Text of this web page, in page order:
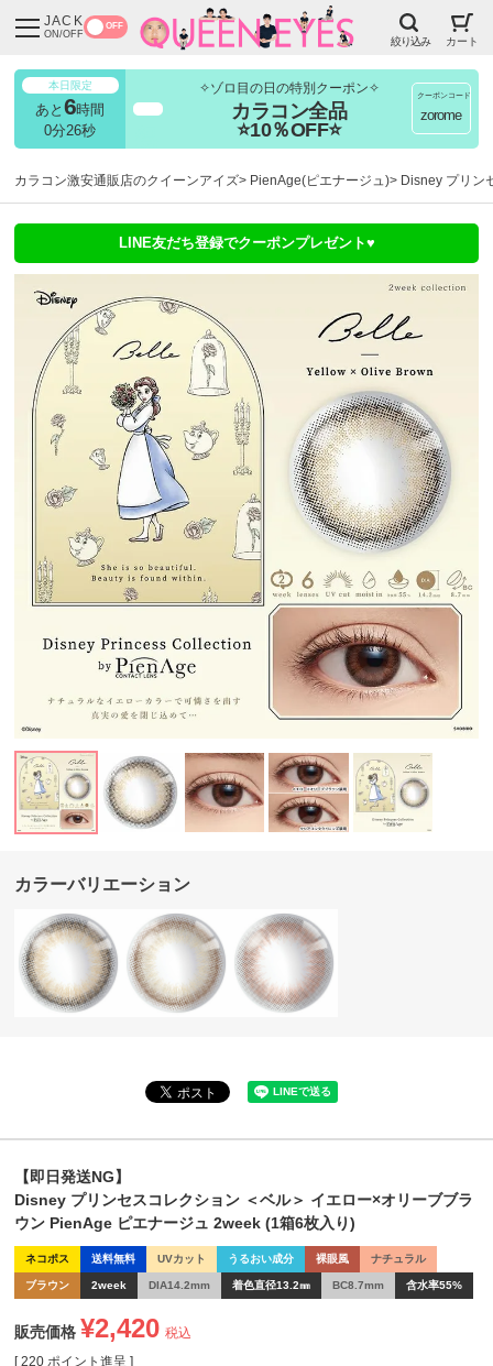
JACK
ON/OFF
OFF
絞り込み カート
本日限定
あと6時間
0分26秒
✧ゾロ目の日の特別クーポン✧
カラコン全品
⭐10％OFF⭐
クーポンコード
zorome
カラコン激安通販店のクイーンアイズ PienAge(ピエナージュ) Disney プリン
LINE友だち登録でクーポンプレゼント♥
カラーバリエーション
【即日発送NG】
Disney プリンセスコレクション ＜ベル＞ イエロー×オリーブブラ
ウン PienAge ピエナージュ 2week (1箱6枚入り)
ネコポス 送料無料 UVカット うるおい成分 裸眼風 ナチュラル
ブラウン 2week DIA14.2mm 着色直径13.2㎜ BC8.7mm 含水率55%
販売価格 ¥2,420 税込
[ 220 ポイント進呈 ]